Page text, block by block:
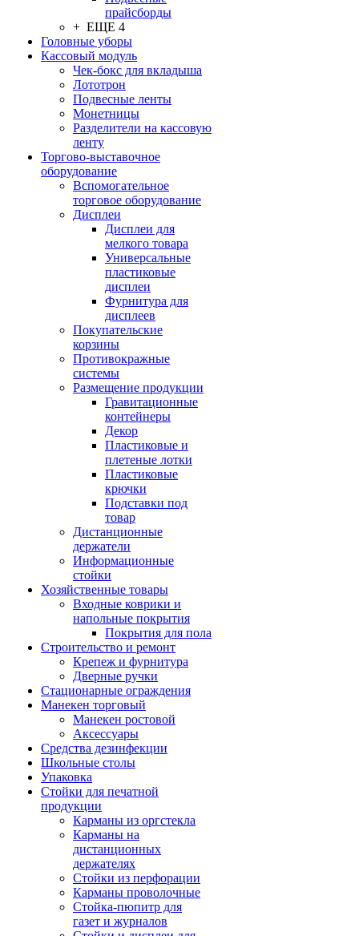
прайсборды
+ ЕЩЕ 4
Головные уборы
Кассовый модуль
Чек-бокс для вкладыша
Лототрон
Подвесные ленты
Монетницы
Разделители на кассовую
ленту
Торгово-выставочное
оборудование
Вспомогательное
торговое оборудование
Дисплеи
Дисплеи для
мелкого товара
Универсальные
пластиковые
дисплеи
Фурнитура для
дисплеев
Покупательские
корзины
Противокражные
системы
Размещение продукции
Гравитационные
контейнеры
Декор
Пластиковые и
плетеные лотки
Пластиковые
крючки
Подставки под
товар
Дистанционные
держатели
Информационные
стойки
Хозяйственные товары
Входные коврики и
напольные покрытия
Покрытия для пола
Строительство и ремонт
Крепеж и фурнитура
Дверные ручки
Стационарные ограждения
Манекен торговый
Манекен ростовой
Аксессуары
Средства дезинфекции
Школьные столы
Упаковка
Стойки для печатной
продукции
Карманы из оргстекла
Карманы на
дистанционных
держателях
Стойки из перфорации
Карманы проволочные
Стойка-пюпитр для
газет и журналов